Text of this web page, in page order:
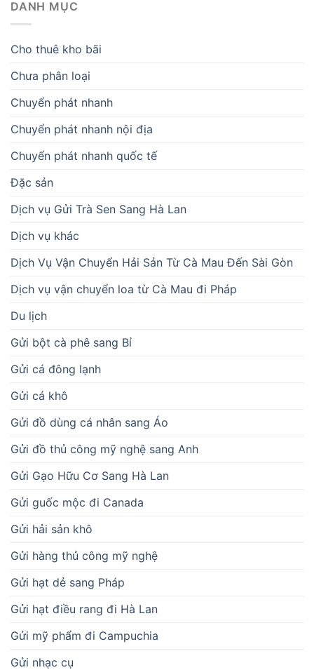
DANH MỤC
Cho thuê kho bãi
Chưa phân loại
Chuyển phát nhanh
Chuyển phát nhanh nội địa
Chuyển phát nhanh quốc tế
Đặc sản
Dịch vụ Gửi Trà Sen Sang Hà Lan
Dịch vụ khác
Dịch Vụ Vận Chuyển Hải Sản Từ Cà Mau Đến Sài Gòn
Dịch vụ vận chuyển loa từ Cà Mau đi Pháp
Du lịch
Gửi bột cà phê sang Bỉ
Gửi cá đông lạnh
Gửi cá khô
Gửi đồ dùng cá nhân sang Áo
Gửi đồ thủ công mỹ nghệ sang Anh
Gửi Gạo Hữu Cơ Sang Hà Lan
Gửi guốc mộc đi Canada
Gửi hải sản khô
Gửi hàng thủ công mỹ nghệ
Gửi hạt dẻ sang Pháp
Gửi hạt điều rang đi Hà Lan
Gửi mỹ phẩm đi Campuchia
Gửi nhạc cụ